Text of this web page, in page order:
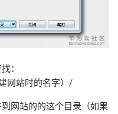
：
网站时的名字）/
网站的的这个目录（如果